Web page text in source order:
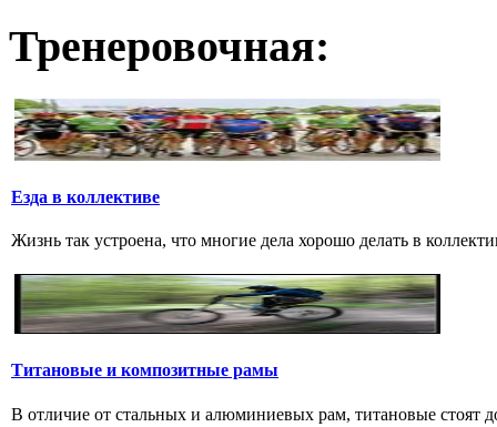
Тренеровочная:
Езда в коллективе
Жизнь так устроена, что многие дела хорошо делать в
Титановые и композитные рамы
В отличие от стальных и алюминиевых рам, титановые стоят